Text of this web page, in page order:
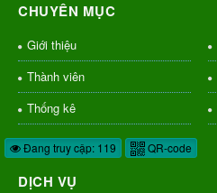
CHUYÊN MỤC
Giới thiệu
Thành viên
Thống kê
Đang truy cập: 119 QR-code
DỊCH VỤ